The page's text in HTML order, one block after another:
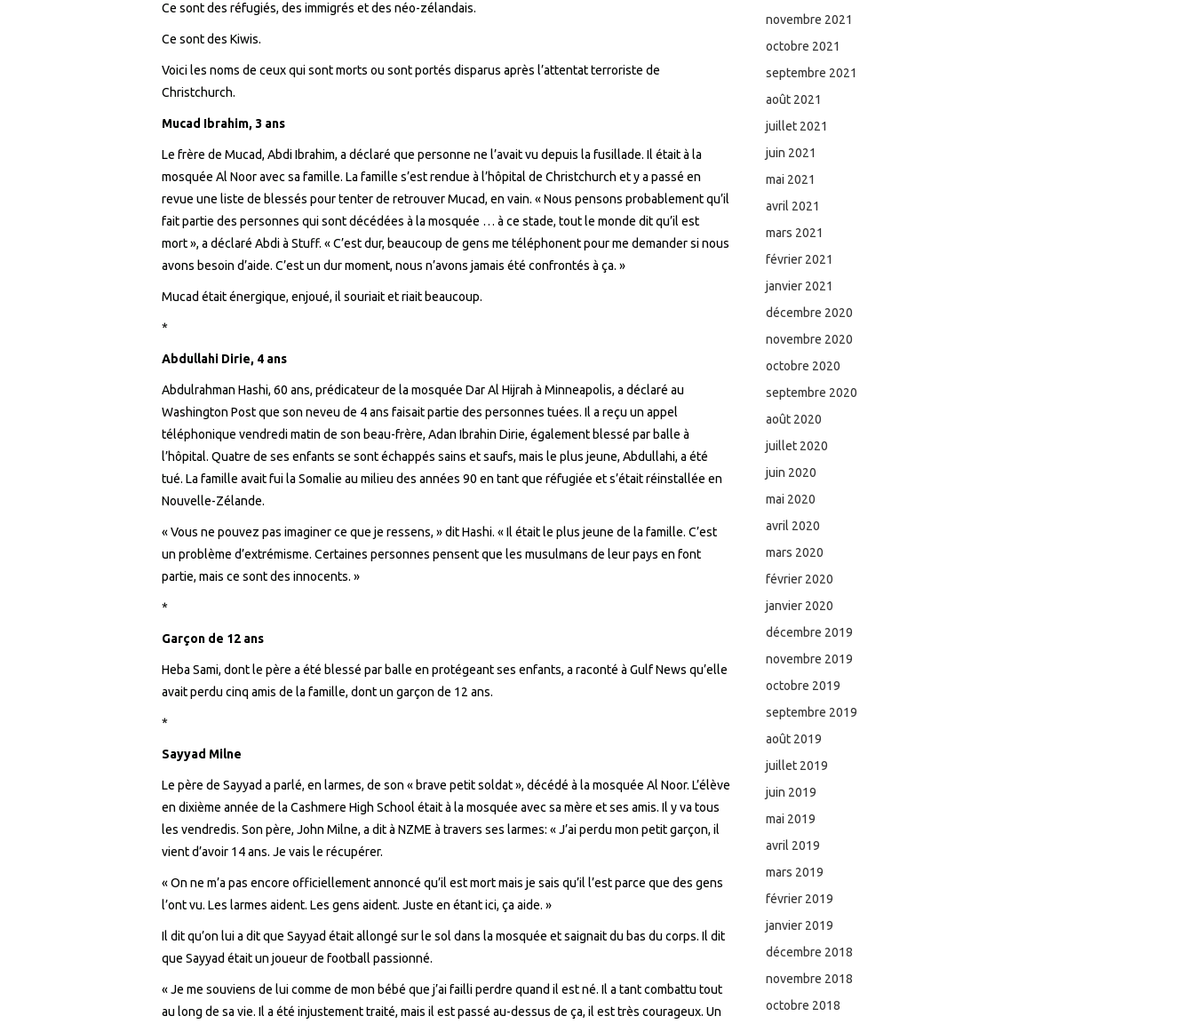
Ce sont des réfugiés, des immigrés et des néo-zélandais.
Ce sont des Kiwis.
Voiciles noms de ceux qui sont morts ou sont portés disparus après l’attentat terroriste de
Christchurch.
Mucad Ibrahim, 3 ans
Le frère de Mucad, Abdi Ibrahim, a déclaré que personne ne l’avait vu depuis la fusillade. Il était à la
mosquée Al Noor avec sa famille. La famille s’est rendue à l’hôpital de Christchurch et y a passé en
revue une liste de blessés pour tenter de retrouver Mucad, en vain. « Nous pensons probablement qu’il
fait partie des personnes qui sont décédées à la mosquée … à ce stade, tout le monde dit qu’il est
mort », a déclaré Abdi à Stuff. « C’estdur, beaucoup de gens me téléphonent pour me demander sinous
avons besoin d’aide. C’estun durmoment, nous n’avons jamais été confrontés à ça. »
Mucad était énergique, enjoué, il souriait et riait beaucoup.
*
Abdullahi Dirie, 4 ans
Abdulrahman Hashi, 60 ans, prédicateur de la mosquée Dar Al Hijrah à Minneapolis, a déclaré au
Washington Post que son neveu de 4 ans faisait partie des personnes tuées. Il a reçu un appel
téléphonique vendredi matin de son beau-frère, Adan Ibrahin Dirie, également blessé par balle à
l’hôpital. Quatre de ses enfants se sont échappés sains et saufs, mais le plus jeune, Abdullahi, a été
tué. La famille avait fui la Somalie au milieu des années 90 en tant que réfugiée et s’était réinstallée en
Nouvelle-Zélande.
« Vous ne pouvez pas imaginer ce que je ressens, » dit Hashi. « Il était le plus jeune de la famille. C’est
un problème d’extrémisme. Certaines personnes pensent que les musulmans de leur pays en font
partie, mais ce sont des innocents. »
*
Garçon de 12 ans
Heba Sami, dont le père a été blessé par balle en protégeant ses enfants, a raconté à Gulf News qu’elle
avait perdu cinq amis de la famille, dont un garçon de 12 ans.
*
Sayyad Milne
Le père de Sayyad a parlé, en larmes, de son « brave petit soldat », décédé à la mosquée Al Noor. L’élève
en dixième année de la Cashmere High School était à la mosquée avec sa mère et ses amis. Il y va tous
les vendredis. Son père, John Milne, a dit à NZME à travers ses larmes: « J’ai perdu mon petit garçon, il
vient d’avoir 14 ans. Je vais le récupérer.
«On ne m’a pas encore officiellement annoncé qu’il est mortmais je sais qu’il l’estparce que des gens
l’ontvu. Les larmes aident. Les gens aident. Juste en étantici, ça aide. »
Il ditqu’on lui a ditque Sayyad était allongé sur le sol dans la mosquée et saignaitdu bas du corps. Il dit
que Sayyad était un joueur de football passionné.
« Je me souviens de lui comme de mon bébé que j’aifailli perdre quand il est né. Il a tant combattu tout
au long de sa vie. Il a été injustement traité, mais il est passé au-dessus de ça, il est très courageux. Un
novembre 2021
octobre 2021
septembre 2021
août 2021
juillet 2021
juin 2021
mai 2021
avril 2021
mars 2021
février 2021
janvier 2021
décembre 2020
novembre 2020
octobre 2020
septembre 2020
août 2020
juillet 2020
juin 2020
mai 2020
avril 2020
mars 2020
février 2020
janvier 2020
décembre 2019
novembre 2019
octobre 2019
septembre 2019
août 2019
juillet 2019
juin 2019
mai 2019
avril 2019
mars 2019
février 2019
janvier 2019
décembre 2018
novembre 2018
octobre 2018